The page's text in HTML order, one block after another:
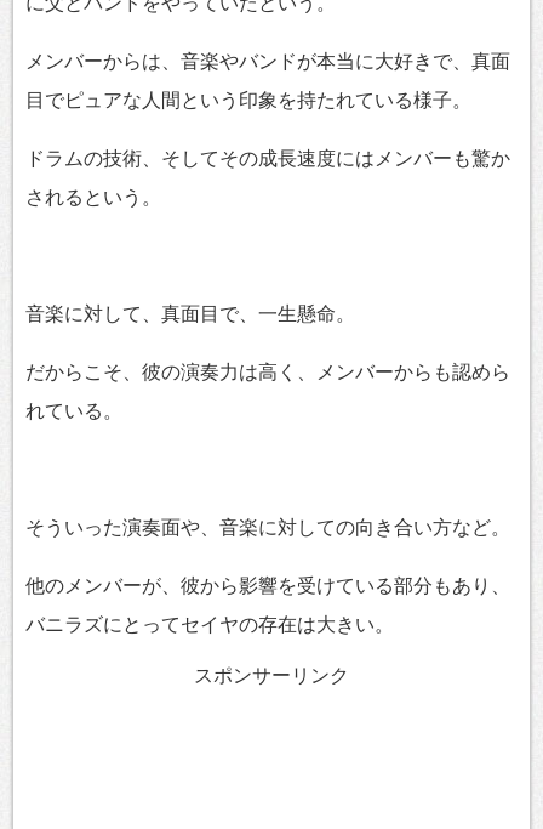
メンバーからは、音楽やバンドが本当に大好きで、真面
目でピュアな人間という印象を持たれている様子。
ドラムの技術、そしてその成長速度にはメンバーも驚か
されるという。
音楽に対して、真面目で、一生懸命。
だからこそ、彼の演奏力は高く、メンバーからも認めら
れている。
そういった演奏面や、音楽に対しての向き合い方など。
他のメンバーが、彼から影響を受けている部分もあり、
バニラズにとってセイヤの存在は大きい。
スポンサーリンク